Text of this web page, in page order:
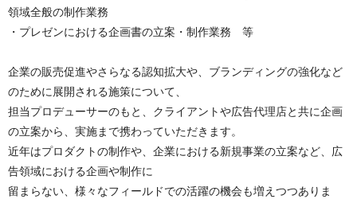
領域全般の制作業務
・プレゼンにおける企画書の立案・制作業務　等
企業の販売促進やさらなる認知拡大や、ブランディングの強化など
のために展開される施策について、
担当プロデューサーのもと、クライアントや広告代理店と共に企画
の立案から、実施まで携わっていただきます。
近年はプロダクトの制作や、企業における新規事業の立案など、広
告領域における企画や制作に
留まらない、様々なフィールドでの活躍の機会も増えつつありま